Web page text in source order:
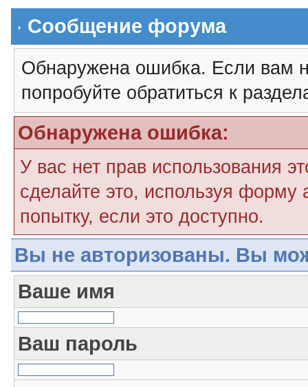
Сообщение форума
Обнаружена ошибка. Если вам
попробуйте обратиться к
Обнаружена ошибка:
У вас нет прав использования
сделайте это, используя форму
попытку, если это доступно.
Вы не авторизованы. Вы
Ваше имя
Ваш пароль